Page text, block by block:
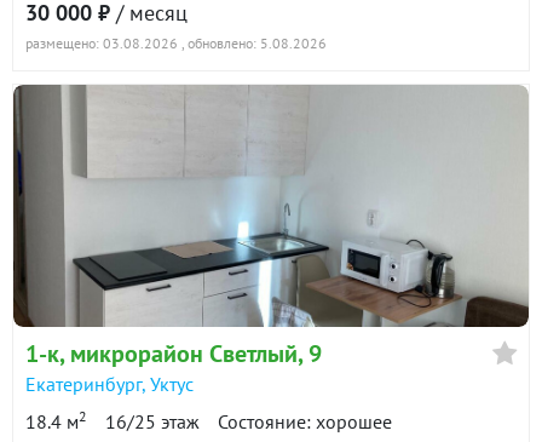
30 000 ₽ / месяц
размещено: 03.08.2026 , обновлено: 5.08.2026
1-к, микрорайон Светлый, 9
Екатеринбург, Уктус
18.4 м2 16/25 этаж Состояние: хорошее